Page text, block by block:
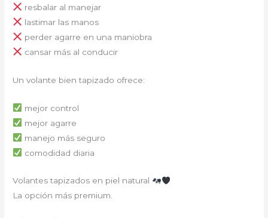
resbalar al manejar
lastimar las manos
perder agarre en una maniobra
cansar más al conducir
Un volante bien tapizado ofrece:
mejor control
mejor agarre
manejo más seguro
comodidad diaria
Volantes tapizados en piel natural
La opción más premium.